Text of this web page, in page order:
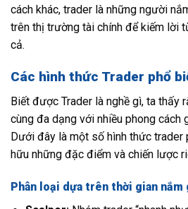
cách khác, trader là những người
trên thị trường tài chính để kiếm lời
cả.
Các hình thức Trader phổ
Biết được Trader là nghề gì, ta thấy
cùng đa dạng với nhiều phong cách
Dưới đây là một số hình thức trader
hữu những đặc điểm và chiến lược
Phân loại dựa trên thời gian nắm